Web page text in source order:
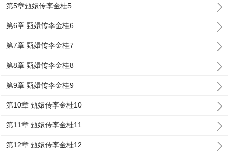
第5章甄嬛传李金桂5
第6章 甄嬛传李金桂6
第7章 甄嬛传李金桂7
第8章 甄嬛传李金桂8
第9章 甄嬛传李金桂9
第10章 甄嬛传李金桂10
第11章 甄嬛传李金桂11
第12章 甄嬛传李金桂12